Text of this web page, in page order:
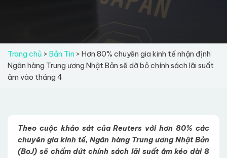
Trang chủ > Bản Tin > Hơn 80% chuyên gia kinh tế nhận định
Ngân hàng Trung ương Nhật Bản sẽ dỡ bỏ chính sách lãi suất
âm vào tháng 4
Theo cuộc khảo sát của Reuters với hơn 80% các
chuyên gia kinh tế, Ngân hàng Trung ương Nhật Bản
(BoJ) sẽ chấm dứt chính sách lãi suất âm kéo dài 8